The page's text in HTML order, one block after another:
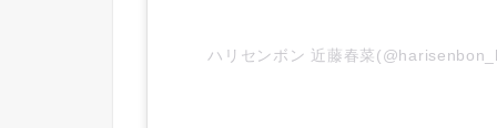
ハリセンボン 近藤春菜